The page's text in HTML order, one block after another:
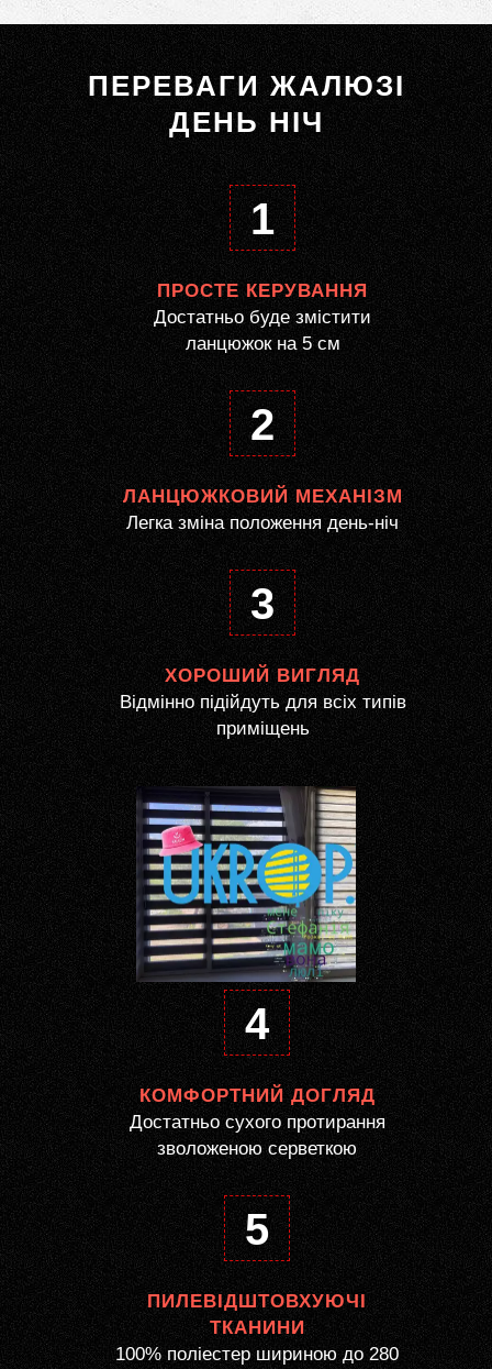
ПЕРЕВАГИ ЖАЛЮЗІ
ДЕНЬ НІЧ
1
ПРОСТЕ КЕРУВАННЯ
Достатньо буде змістити
ланцюжок на 5 см
2
ЛАНЦЮЖКОВИЙ МЕХАНІЗМ
Легка зміна положення день-ніч
3
ХОРОШИЙ ВИГЛЯД
Відмінно підійдуть для всіх типів
приміщень
4
КОМФОРТНИЙ ДОГЛЯД
Достатньо сухого протирання
зволоженою серветкою
5
ПИЛЕВІДШТОВХУЮЧІ
ТКАНИНИ
100% поліестер шириною до 280